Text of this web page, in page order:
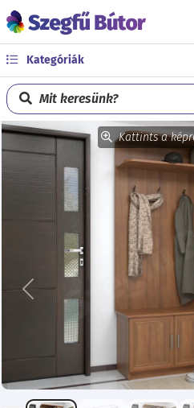
Kategóriák
Mit keresünk?
Kattints a
Előző